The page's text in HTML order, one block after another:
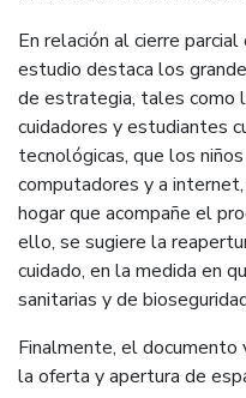
En relación al cierre
estudio destaca los
de estrategia, tales como
cuidadores y estudiantes
tecnológicas, que los
computadores y a
hogar que acompañe el
ello, se sugiere la
cuidado, en la medida en
sanitarias y de
Finalmente, el documento
la oferta y apertura de